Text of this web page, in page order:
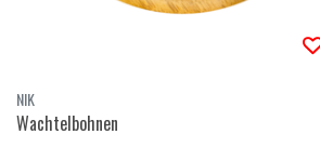
NIK
Wachtelbohnen